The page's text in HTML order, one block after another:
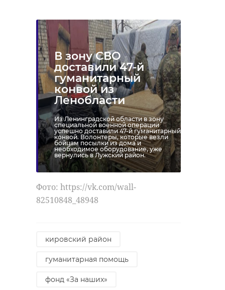
В зону СВО
доставили 47-й
гуманитарный
конвой из
Ленобласти
Из Ленинградской области в зону
специальной военной операции
успешно доставили 47-й гуманитарный
конвой. Волонтеры, которые везли
бойцам посылки из дома и
необходимое оборудование, уже
вернулись в Лужский район.
Фото: https://vk.com/wall-
82510848_48948
кировский район
гуманитарная помощь
фонд «За наших»
Поделиться статьей:
РЕКОМЕНДУЕМ
В Ленобласти
уничтожили 36
беспилотников
В небе над
следственных
действий и
оперативно-
розыскных
мероприятий",
- отметили в пресс-
служба Управления
ФСБ России по
городу Санкт-
Петербургу и
Ленинградской
области.